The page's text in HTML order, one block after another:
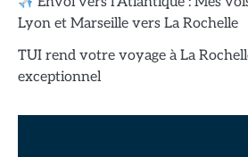
Lyon et Marseille vers La Rochelle
TUI rend votre voyage à La
exceptionnel